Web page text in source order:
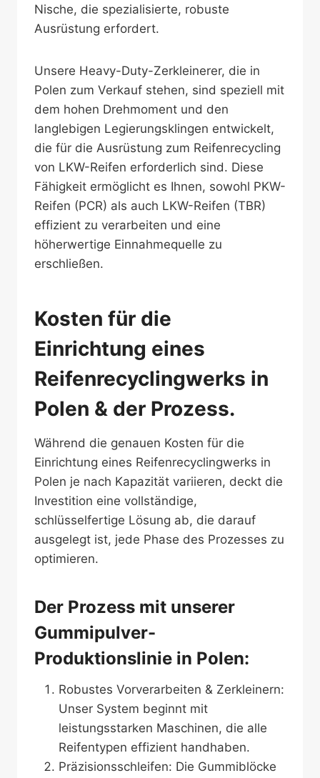
Nische, die spezialisierte, robuste
Ausrüstung erfordert.
Unsere Heavy-Duty-Zerkleinerer, die in
Polen zum Verkauf stehen, sind speziell mit
dem hohen Drehmoment und den
langlebigen Legierungsklingen entwickelt,
die für die Ausrüstung zum Reifenrecycling
von LKW-Reifen erforderlich sind. Diese
Fähigkeit ermöglicht es Ihnen, sowohl PKW-
Reifen (PCR) als auch LKW-Reifen (TBR)
effizient zu verarbeiten und eine
höherwertige Einnahmequelle zu
erschließen.
Kosten für die
Einrichtung eines
Reifenrecyclingwerks in
Polen & der Prozess.
Während die genauen Kosten für die
Einrichtung eines Reifenrecyclingwerks in
Polen je nach Kapazität variieren, deckt die
Investition eine vollständige,
schlüsselfertige Lösung ab, die darauf
ausgelegt ist, jede Phase des Prozesses zu
optimieren.
Der Prozess mit unserer
Gummipulver-
Produktionslinie in Polen:
Robustes Vorverarbeiten & Zerkleinern:
Unser System beginnt mit
leistungsstarken Maschinen, die alle
Reifentypen effizient handhaben.
Präzisionsschleifen: Die Gummiblöcke